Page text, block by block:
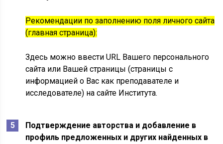
Рекомендации по заполнению поля личного сайта
(главная страница):
Здесь можно ввести URL Вашего персонального
сайта или Вашей страницы (страницы с
информацией о Вас как преподавателе и
исследователе) на сайте Института.
Подтверждение авторства и добавление в
профиль предложенных и других найденных в